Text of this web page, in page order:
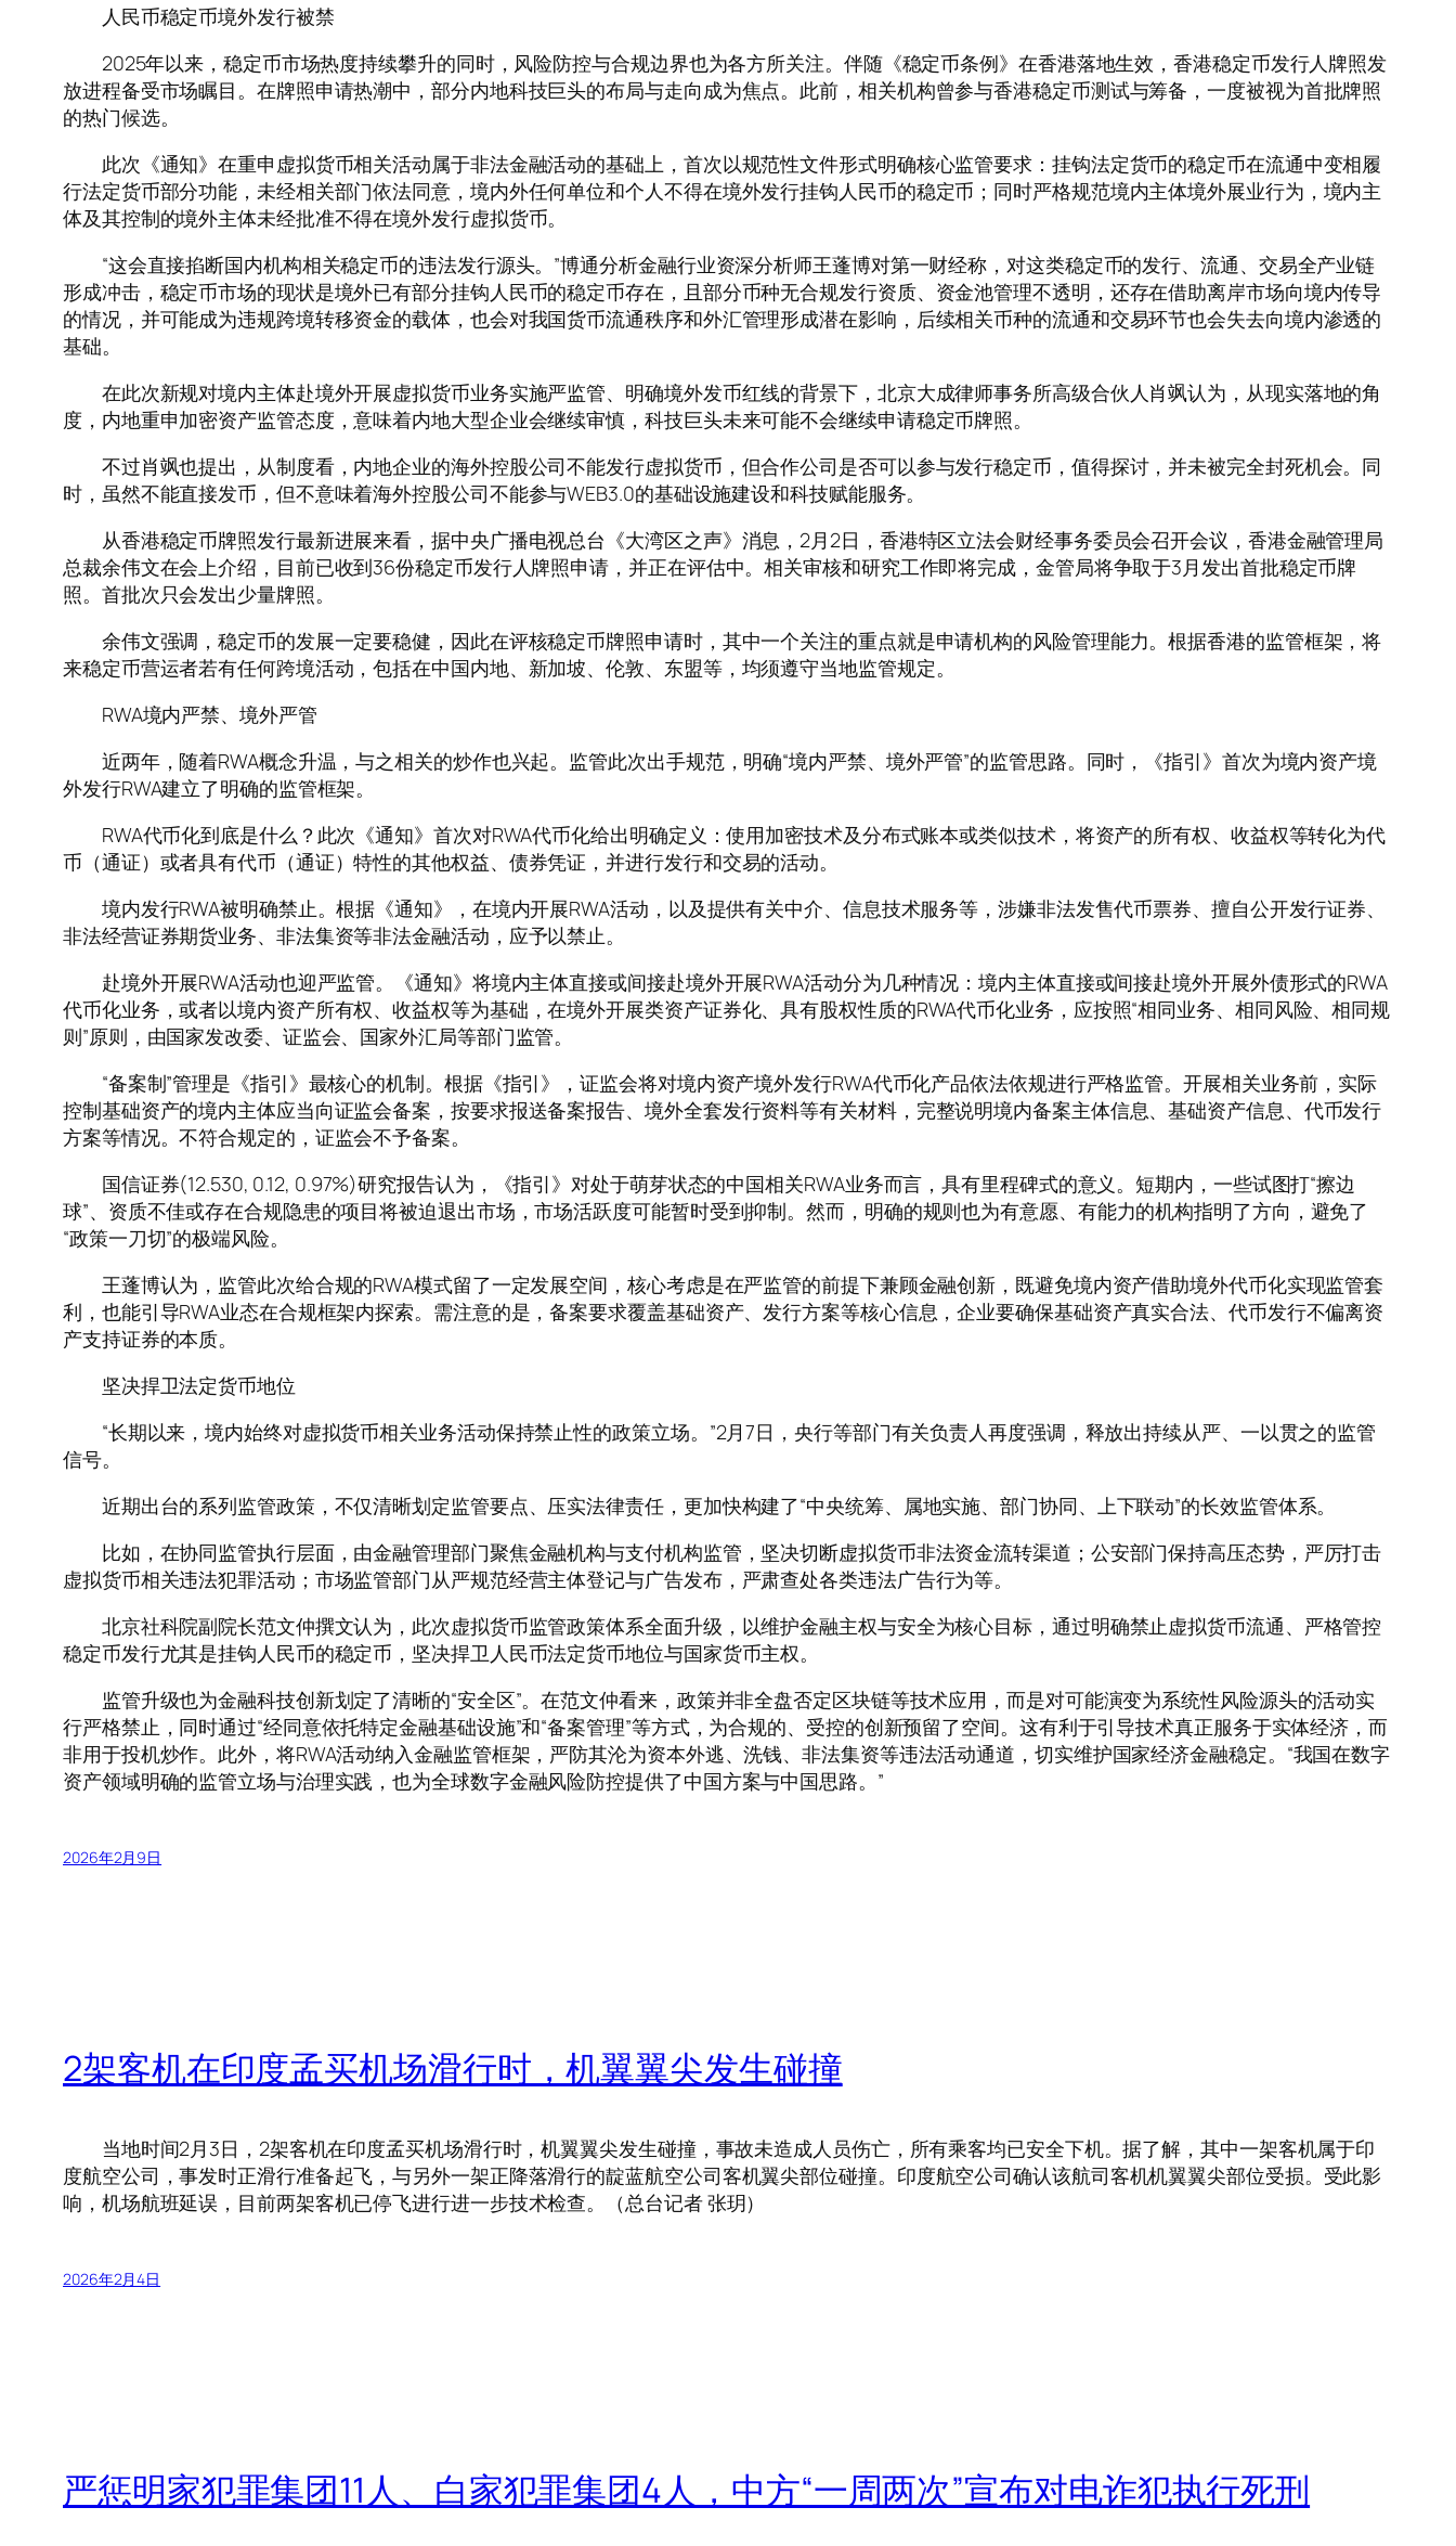
人民币稳定币境外发行被禁
2025年以来，稳定币市场热度持续攀升的同时，风险防控与合规边界也为各方所关注。伴随《稳定币条例》在香港落地生效，香港稳定币发行人牌照发
放进程备受市场瞩目。在牌照申请热潮中，部分内地科技巨头的布局与走向成为焦点。此前，相关机构曾参与香港稳定币测试与筹备，一度被视为首批牌照
的热门候选。
此次《通知》在重申虚拟货币相关活动属于非法金融活动的基础上，首次以规范性文件形式明确核心监管要求：挂钩法定货币的稳定币在流通中变相履
行法定货币部分功能，未经相关部门依法同意，境内外任何单位和个人不得在境外发行挂钩人民币的稳定币；同时严格规范境内主体境外展业行为，境内主
体及其控制的境外主体未经批准不得在境外发行虚拟货币。
“这会直接掐断国内机构相关稳定币的违法发行源头。”博通分析金融行业资深分析师王蓬博对第一财经称，对这类稳定币的发行、流通、交易全产业链
形成冲击，稳定币市场的现状是境外已有部分挂钩人民币的稳定币存在，且部分币种无合规发行资质、资金池管理不透明，还存在借助离岸市场向境内传导
的情况，并可能成为违规跨境转移资金的载体，也会对我国货币流通秩序和外汇管理形成潜在影响，后续相关币种的流通和交易环节也会失去向境内渗透的
基础。
在此次新规对境内主体赴境外开展虚拟货币业务实施严监管、明确境外发币红线的背景下，北京大成律师事务所高级合伙人肖飒认为，从现实落地的角
度，内地重申加密资产监管态度，意味着内地大型企业会继续审慎，科技巨头未来可能不会继续申请稳定币牌照。
不过肖飒也提出，从制度看，内地企业的海外控股公司不能发行虚拟货币，但合作公司是否可以参与发行稳定币，值得探讨，并未被完全封死机会。同
时，虽然不能直接发币，但不意味着海外控股公司不能参与WEB3.0的基础设施建设和科技赋能服务。
从香港稳定币牌照发行最新进展来看，据中央广播电视总台《大湾区之声》消息，2月2日，香港特区立法会财经事务委员会召开会议，香港金融管理局
总裁余伟文在会上介绍，目前已收到36份稳定币发行人牌照申请，并正在评估中。相关审核和研究工作即将完成，金管局将争取于3月发出首批稳定币牌
照。首批次只会发出少量牌照。
余伟文强调，稳定币的发展一定要稳健，因此在评核稳定币牌照申请时，其中一个关注的重点就是申请机构的风险管理能力。根据香港的监管框架，将
来稳定币营运者若有任何跨境活动，包括在中国内地、新加坡、伦敦、东盟等，均须遵守当地监管规定。
RWA境内严禁、境外严管
近两年，随着RWA概念升温，与之相关的炒作也兴起。监管此次出手规范，明确“境内严禁、境外严管”的监管思路。同时，《指引》首次为境内资产境
外发行RWA建立了明确的监管框架。
RWA代币化到底是什么？此次《通知》首次对RWA代币化给出明确定义：使用加密技术及分布式账本或类似技术，将资产的所有权、收益权等转化为代
币（通证）或者具有代币（通证）特性的其他权益、债券凭证，并进行发行和交易的活动。
境内发行RWA被明确禁止。根据《通知》，在境内开展RWA活动，以及提供有关中介、信息技术服务等，涉嫌非法发售代币票券、擅自公开发行证券、
非法经营证券期货业务、非法集资等非法金融活动，应予以禁止。
赴境外开展RWA活动也迎严监管。《通知》将境内主体直接或间接赴境外开展RWA活动分为几种情况：境内主体直接或间接赴境外开展外债形式的RWA
代币化业务，或者以境内资产所有权、收益权等为基础，在境外开展类资产证券化、具有股权性质的RWA代币化业务，应按照“相同业务、相同风险、相同规
则”原则，由国家发改委、证监会、国家外汇局等部门监管。
“备案制”管理是《指引》最核心的机制。根据《指引》，证监会将对境内资产境外发行RWA代币化产品依法依规进行严格监管。开展相关业务前，实际
控制基础资产的境内主体应当向证监会备案，按要求报送备案报告、境外全套发行资料等有关材料，完整说明境内备案主体信息、基础资产信息、代币发行
方案等情况。不符合规定的，证监会不予备案。
国信证券(12.530, 0.12, 0.97%)研究报告认为，《指引》对处于萌芽状态的中国相关RWA业务而言，具有里程碑式的意义。短期内，一些试图打“擦边
球”、资质不佳或存在合规隐患的项目将被迫退出市场，市场活跃度可能暂时受到抑制。然而，明确的规则也为有意愿、有能力的机构指明了方向，避免了
“政策一刀切”的极端风险。
王蓬博认为，监管此次给合规的RWA模式留了一定发展空间，核心考虑是在严监管的前提下兼顾金融创新，既避免境内资产借助境外代币化实现监管套
利，也能引导RWA业态在合规框架内探索。需注意的是，备案要求覆盖基础资产、发行方案等核心信息，企业要确保基础资产真实合法、代币发行不偏离资
产支持证券的本质。
坚决捍卫法定货币地位
“长期以来，境内始终对虚拟货币相关业务活动保持禁止性的政策立场。”2月7日，央行等部门有关负责人再度强调，释放出持续从严、一以贯之的监管
信号。
近期出台的系列监管政策，不仅清晰划定监管要点、压实法律责任，更加快构建了“中央统筹、属地实施、部门协同、上下联动”的长效监管体系。
比如，在协同监管执行层面，由金融管理部门聚焦金融机构与支付机构监管，坚决切断虚拟货币非法资金流转渠道；公安部门保持高压态势，严厉打击
虚拟货币相关违法犯罪活动；市场监管部门从严规范经营主体登记与广告发布，严肃查处各类违法广告行为等。
北京社科院副院长范文仲撰文认为，此次虚拟货币监管政策体系全面升级，以维护金融主权与安全为核心目标，通过明确禁止虚拟货币流通、严格管控
稳定币发行尤其是挂钩人民币的稳定币，坚决捍卫人民币法定货币地位与国家货币主权。
监管升级也为金融科技创新划定了清晰的“安全区”。在范文仲看来，政策并非全盘否定区块链等技术应用，而是对可能演变为系统性风险源头的活动实
行严格禁止，同时通过“经同意依托特定金融基础设施”和“备案管理”等方式，为合规的、受控的创新预留了空间。这有利于引导技术真正服务于实体经济，而
非用于投机炒作。此外，将RWA活动纳入金融监管框架，严防其沦为资本外逃、洗钱、非法集资等违法活动通道，切实维护国家经济金融稳定。“我国在数字
资产领域明确的监管立场与治理实践，也为全球数字金融风险防控提供了中国方案与中国思路。”
2026年2月9日
2架客机在印度孟买机场滑行时，机翼翼尖发生碰撞
当地时间2月3日，2架客机在印度孟买机场滑行时，机翼翼尖发生碰撞，事故未造成人员伤亡，所有乘客均已安全下机。据了解，其中一架客机属于印
度航空公司，事发时正滑行准备起飞，与另外一架正降落滑行的靛蓝航空公司客机翼尖部位碰撞。印度航空公司确认该航司客机机翼翼尖部位受损。受此影
响，机场航班延误，目前两架客机已停飞进行进一步技术检查。（总台记者 张玥）
2026年2月4日
严惩明家犯罪集团11人、白家犯罪集团4人，中方“一周两次”宣布对电诈犯执行死刑